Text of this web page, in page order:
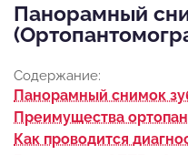
Панорамный
Содержание:
Панорамный снимок
Преимущества
Как проводится